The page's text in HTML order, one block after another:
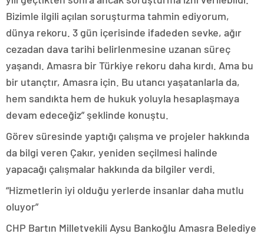
Bizimle ilgili açılan soruşturma tahmin ediyorum,
dünya rekoru. 3 gün içerisinde ifadeden sevke, ağır
cezadan dava tarihi belirlenmesine uzanan süreç
yaşandı. Amasra bir Türkiye rekoru daha kırdı. Ama bu
bir utançtır, Amasra için. Bu utancı yaşatanlarla da,
hem sandıkta hem de hukuk yoluyla hesaplaşmaya
devam edeceğiz” şeklinde konuştu.
Görev süresinde yaptığı çalışma ve projeler hakkında
da bilgi veren Çakır, yeniden seçilmesi halinde
yapacağı çalışmalar hakkında da bilgiler verdi.
“Hizmetlerin iyi olduğu yerlerde insanlar daha mutlu
oluyor”
CHP Bartın Milletvekili Aysu Bankoğlu Amasra Belediye